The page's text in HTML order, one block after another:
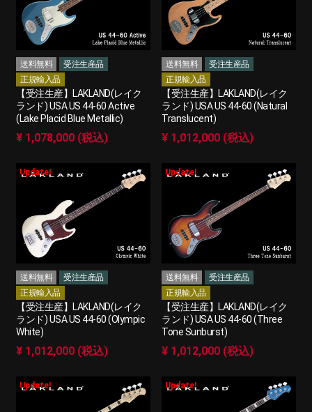
送料無料
受注生産品
正規輸入品
【受注生産】LAKLAND(レイク
ランド) USA US 44-60 Active
(Lake Placid Blue Metallic)
¥ 1,078,000 (税込)
送料無料
受注生産品
正規輸入品
【受注生産】LAKLAND(レイク
ランド) USA US 44-60 (Natural
Translucent)
¥ 1,012,000 (税込)
Update!
送料無料
受注生産品
正規輸入品
【受注生産】LAKLAND(レイク
ランド) USA US 44-60 (Olympic
White)
¥ 1,012,000 (税込)
Update!
送料無料
受注生産品
正規輸入品
【受注生産】LAKLAND(レイク
ランド) USA US 44-60 (Three
Tone Sunburst)
¥ 1,012,000 (税込)
Update! Update!